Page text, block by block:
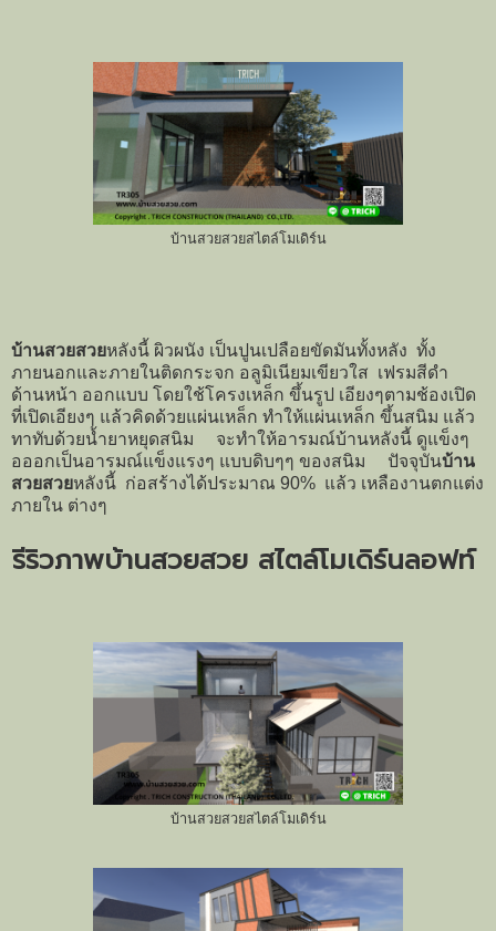
บ้านสวยสวยสไตล์โมเดิร์น
บ้านสวยสวยหลังนี้ ผิวผนัง เป็นปูนเปลือยขัดมันทั้งหลัง ทั้ง
ภายนอกและภายในติดกระจก อลูมิเนียมเขียวใส เฟรมสีดำ
ด้านหน้า ออกแบบ โดยใช้โครงเหล็ก ขึ้นรูป เอียงๆตามช้องเปิด
ที่เปิดเอียงๆ แล้วคิดด้วยแผ่นเหล็ก ทำให้แผ่นเหล็ก ขึ้นสนิม แล้ว
ทาทับด้วยน้ำยาหยุดสนิม จะทำให้อารมณ์บ้านหลังนี้ ดูแข็งๆ
อออกเป็นอารมณ์แข็งแรงๆ แบบดิบๆๆ ของสนิม ปัจจุบันบ้าน
สวยสวยหลังนี้ ก่อสร้างได้ประมาณ 90% แล้ว เหลืองานตกแต่ง
ภายใน ต่างๆ
รีริวภาพบ้านสวยสวย สไตล์โมเดิร์นลอฟท์
บ้านสวยสวยสไตล์โมเดิร์น